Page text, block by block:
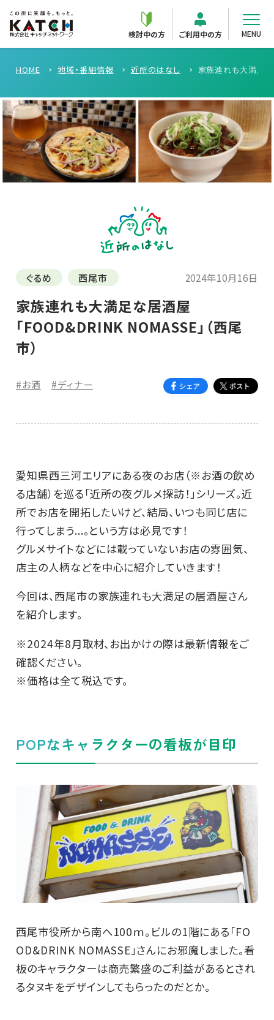
検討中の方 ご利用中の方 MENU
HOME 地域・番組情報 近所のはなし 家族連れも大満足な
ぐるめ 西尾市 2024年10月16日
家族連れも大満足な居酒屋
「FOOD&DRINK NOMASSE」（西尾
市）
#お酒 #ディナー
愛知県西三河エリアにある夜のお店（※お酒の飲め
る店舗）を巡る「近所の夜グルメ探訪！」シリーズ。近
所でお店を開拓したいけど、結局、いつも同じ店に
行ってしまう...。という方は必見です！
グルメサイトなどには載っていないお店の雰囲気、
店主の人柄などを中心に紹介していきます！
今回は、西尾市の家族連れも大満足の居酒屋さん
を紹介します。
※2024年8月取材、お出かけの際は最新情報をご
確認ください。
※価格は全て税込です。
POPなキャラクターの看板が目印
西尾市役所から南へ100ｍ。ビルの1階にある「FO
OD&DRINK NOMASSE」さんにお邪魔しました。看
板のキャラクターは商売繁盛のご利益があるとされ
るタヌキをデザインしてもらったのだとか。